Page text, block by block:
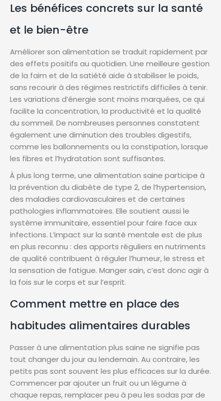
Les bénéfices concrets sur la santé
et le bien-être
Améliorer son alimentation se traduit rapidement par
des effets positifs au quotidien. Une meilleure gestion
de la faim et de la satiété aide à stabiliser le poids,
sans recourir à des régimes restrictifs difficiles à tenir.
Les variations d’énergie sont moins marquées, ce qui
facilite la concentration, la productivité et la qualité
du sommeil. De nombreuses personnes constatent
également une diminution des troubles digestifs,
comme les ballonnements ou la constipation, lorsque
les fibres et l’hydratation sont suffisantes.
À plus long terme, une alimentation saine participe à
la prévention du diabète de type 2, de l’hypertension,
des maladies cardiovasculaires et de certaines
pathologies inflammatoires. Elle soutient aussi le
système immunitaire, essentiel pour faire face aux
infections. L’impact sur la santé mentale est de plus
en plus reconnu : des apports réguliers en nutriments
de qualité contribuent à réguler l’humeur, le stress et
la sensation de fatigue. Manger sain, c’est donc agir à
la fois sur le corps et sur l’esprit.
Comment mettre en place des
habitudes alimentaires durables
Passer à une alimentation plus saine ne signifie pas
tout changer du jour au lendemain. Au contraire, les
petits pas sont souvent les plus efficaces sur la durée.
Commencer par ajouter un fruit ou un légume à
chaque repas, remplacer peu à peu les sodas par de